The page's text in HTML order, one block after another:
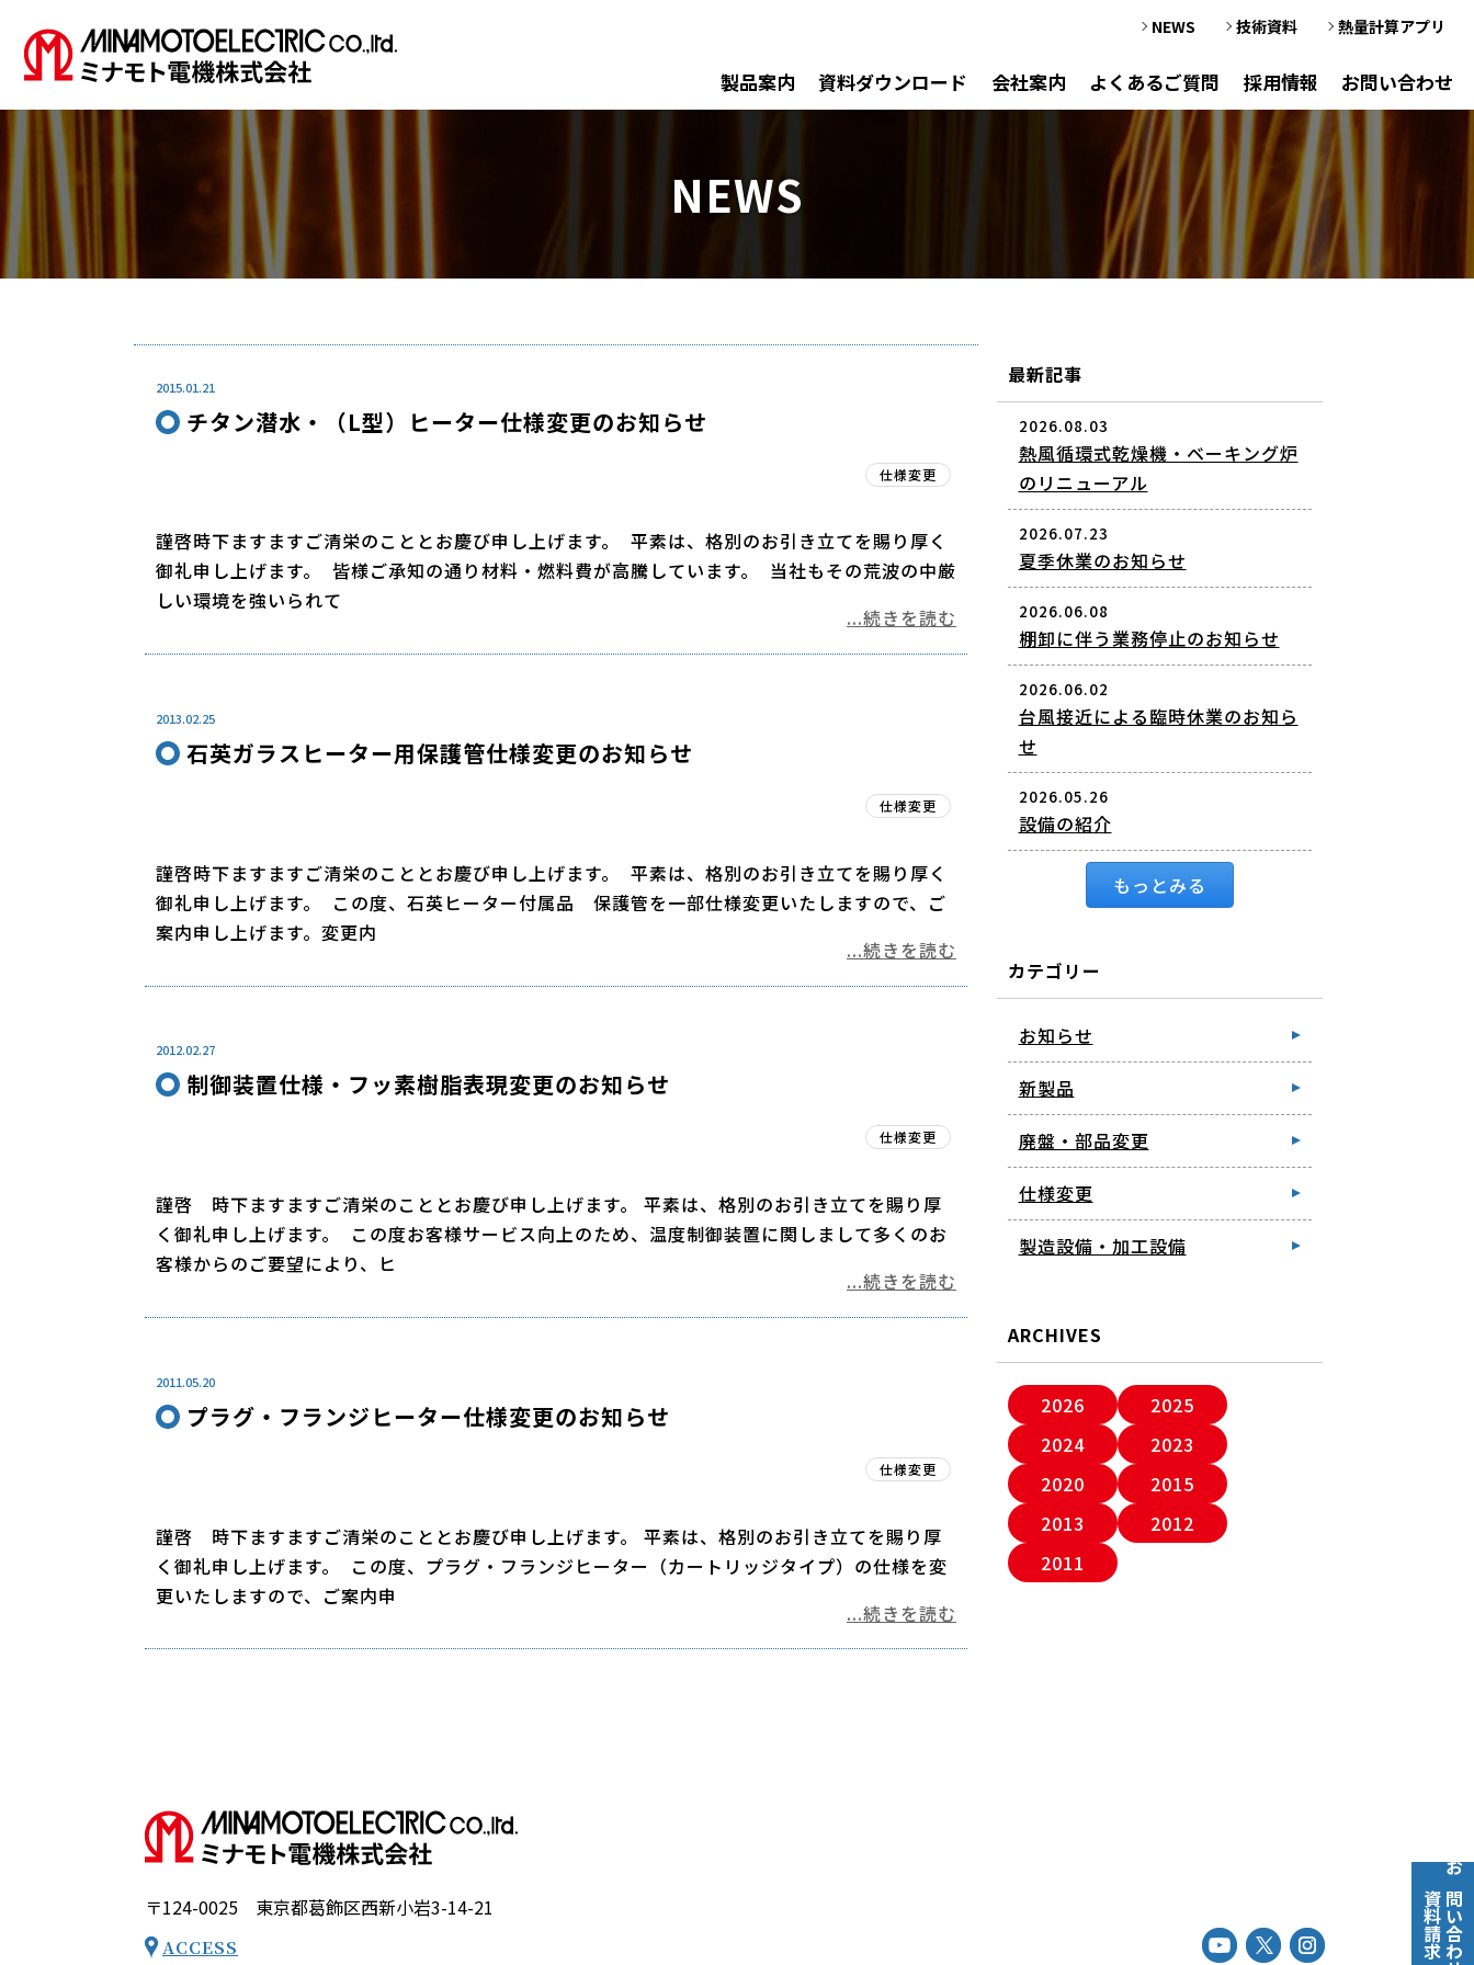
製品案内 資料ダウンロード 会社案内 よくあるご質問 採用情報 お問い合わせ
NEWS 技術資料 熱量計算アプリ
お問い合わせ
資料請求
NEWS
2015.01.21
チタン潜水・（L型）ヒーター仕様変更のお知らせ
仕様変更
謹啓時下ますますご清栄のこととお慶び申し上げます。 平素は、格別のお引き立てを賜り厚く
御礼申し上げます。 皆様ご承知の通り材料・燃料費が高騰しています。 当社もその荒波の中厳
しい環境を強いられて
...続きを読む
2013.02.25
石英ガラスヒーター用保護管仕様変更のお知らせ
仕様変更
謹啓時下ますますご清栄のこととお慶び申し上げます。 平素は、格別のお引き立てを賜り厚く
御礼申し上げます。 この度、石英ヒーター付属品 保護管を一部仕様変更いたしますので、ご
案内申し上げます。変更内
...続きを読む
2012.02.27
制御装置仕様・フッ素樹脂表現変更のお知らせ
仕様変更
謹啓 時下ますますご清栄のこととお慶び申し上げます。 平素は、格別のお引き立てを賜り厚
く御礼申し上げます。 この度お客様サービス向上のため、温度制御装置に関しまして多くのお
客様からのご要望により、ヒ
...続きを読む
2011.05.20
プラグ・フランジヒーター仕様変更のお知らせ
仕様変更
謹啓 時下ますますご清栄のこととお慶び申し上げます。 平素は、格別のお引き立てを賜り厚
く御礼申し上げます。 この度、プラグ・フランジヒーター（カートリッジタイプ）の仕様を変
更いたしますので、ご案内申
...続きを読む
最新記事
2026.08.03
熱風循環式乾燥機・ベーキング炉
のリニューアル
2026.07.23
夏季休業のお知らせ
2026.06.08
棚卸に伴う業務停止のお知らせ
2026.06.02
台風接近による臨時休業のお知ら
せ
2026.05.26
設備の紹介
もっとみる
カテゴリー
お知らせ
新製品
廃盤・部品変更
仕様変更
製造設備・加工設備
ARCHIVES
2026
2025
2024
2023
2020
2015
2013
2012
2011
〒124-0025 東京都葛飾区西新小岩3-14-21
ACCESS